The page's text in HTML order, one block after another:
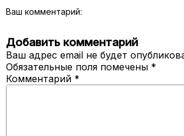
Ваш комментарий:
Добавить комментарий
Ваш адрес email не будет
Обязательные поля помечены *
Комментарий *